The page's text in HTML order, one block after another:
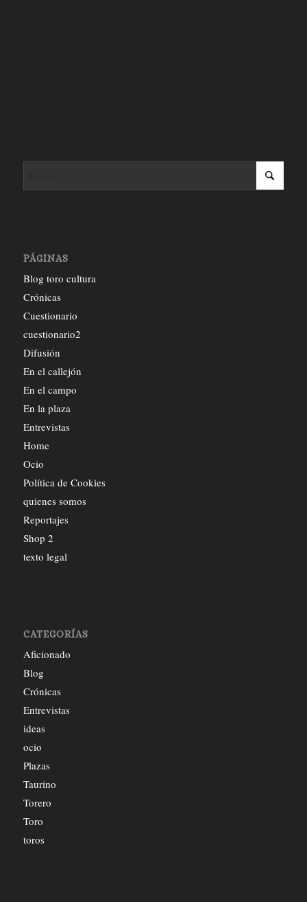
PÁGINAS
Blog toro cultura
Crónicas
Cuestionario
cuestionario2
Difusión
En el callejón
En el campo
En la plaza
Entrevistas
Home
Ocio
Política de Cookies
quienes somos
Reportajes
Shop 2
texto legal
CATEGORÍAS
Aficionado
Blog
Crónicas
Entrevistas
ideas
ocio
Plazas
Taurino
Torero
Toro
toros